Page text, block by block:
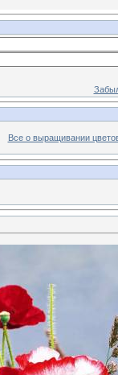
Все о выращивании